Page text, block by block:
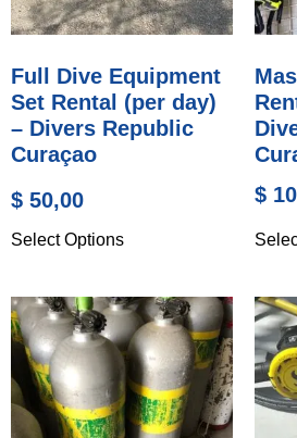
Full Dive Equipment
Set Rental (per day)
– Divers Republic
Curaçao
$ 50,00
Select Options
$